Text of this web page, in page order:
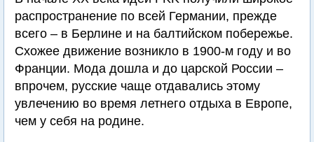
распространение по всей Германии, прежде
всего – в Берлине и на балтийском побережье.
Схожее движение возникло в 1900-м году и во
Франции. Мода дошла и до царской России –
впрочем, русские чаще отдавались этому
увлечению во время летнего отдыха в Европе,
чем у себя на родине.